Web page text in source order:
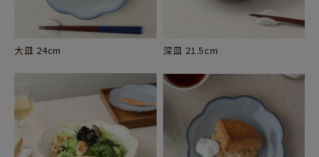
大皿 24cm 深皿 21.5cm